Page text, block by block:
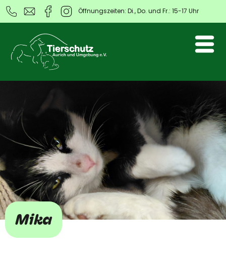
Öffnungszeiten: Di., Do. und Fr.: 15-17 Uhr
Mika